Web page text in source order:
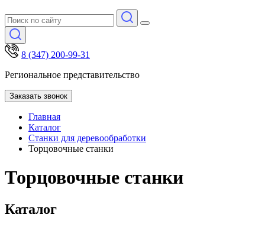
8 (347) 200-99-31
Региональное представительство
Заказать звонок
Главная
Каталог
Станки для деревообработки
Торцовочные станки
Торцовочные станки
Каталог